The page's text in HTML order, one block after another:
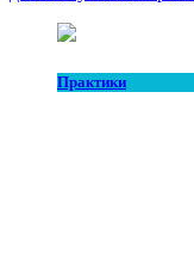
Практики